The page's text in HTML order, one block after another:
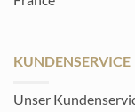
KUNDENSERVICE
Unser